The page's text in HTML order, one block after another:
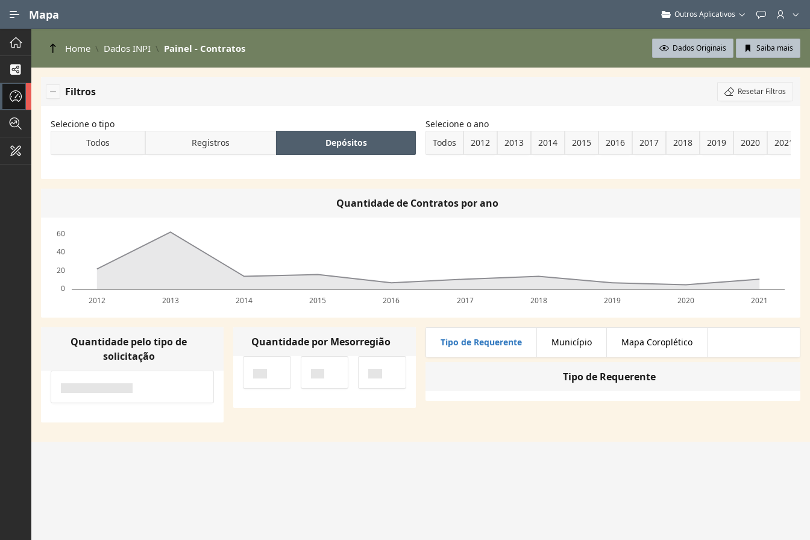
Mapa Outros Aplicativos Feedback
Processos de Negócios
Home Dados INPI Painel - Contratos Dados Originais Saiba mais
Filtros Resetar Filtros
Selecione o tipo
Todos
Registros Depósitos
Selecione o ano
Todos
2012 2013 2014 2015 2016 2017 2018 2019 2020 2021
Quantidade de Contratos por ano
0
20
40
60
2012 2013 2014 2015 2016 2017 2018 2019 2020 2021
Quantidade pelo tipo de
solicitação
Quantidade por Mesorregião Tipo de Requerente Município Mapa Coroplético
Tipo de Requerente